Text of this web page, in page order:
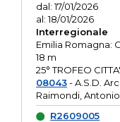
dal: 17/01/2026
al: 18/01/2026
Interregionale
Emilia Romagna:
18 m
25° TROFEO
08043- A.S.D.
Raimondi, Antonio
R2609005